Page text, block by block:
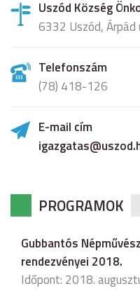
Uszód Község
6332 Uszód, Árpád
Telefonszám
(78) 418-126
E-mail cím
PROGRAMOK
Gubbantós
rendezvényei 2018.
Időpont: 2018.